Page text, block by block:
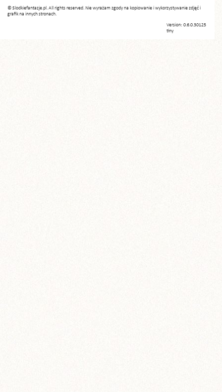
© Slodkiefantazje.pl. All rights reserved. Nie wyrażam zgody na kopiowanie i wykorzystywanie zdjęć i
grafik na innych stronach.
Version: 0.6.0.30125
tiny